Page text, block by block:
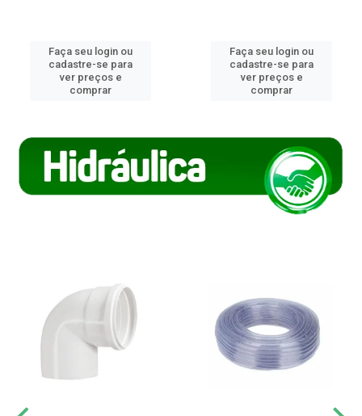
Faça seu login ou
cadastre-se para
ver preços e
comprar
Faça seu login ou
cadastre-se para
ver preços e
comprar